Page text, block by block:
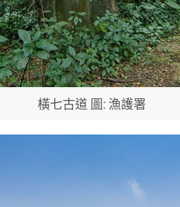
橫七古道 圖: 漁護署